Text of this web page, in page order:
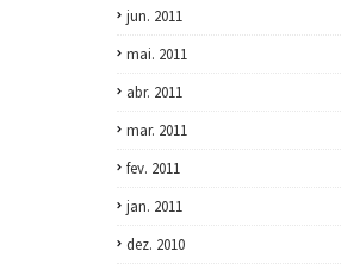
jun. 2011
mai. 2011
abr. 2011
mar. 2011
fev. 2011
jan. 2011
dez. 2010